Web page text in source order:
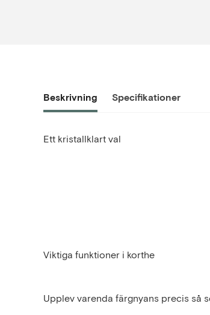
Beskrivning Specifikationer
Ett kristallklart val
Viktiga funktioner i korthe
Upplev varenda färgnyans precis så